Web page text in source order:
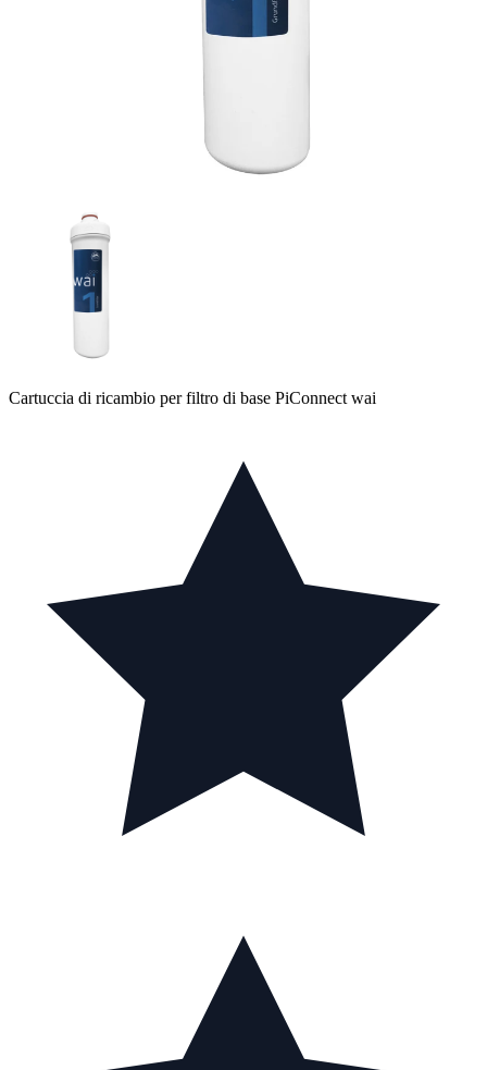
Cartuccia di ricambio per filtro di base PiConnect wai